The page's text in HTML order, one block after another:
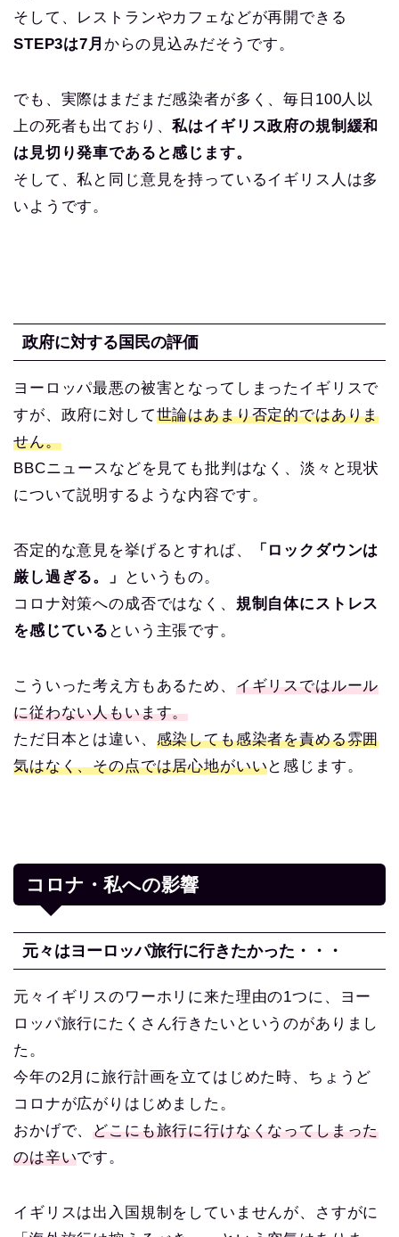
そして、レストランやカフェなどが再開できる
STEP3は7月 からの見込みだそうです。
でも、実際はまだまだ感染者が多く、毎日100人以
上の死者も出ており、私はイギリス政府の規制緩和
は見切り発車であると感じます。
そして、私と同じ意見を持っているイギリス人は多
いようです。
政府に対する国民の評価
ヨーロッパ最悪の被害となってしまったイギリスで
すが、政府に対して世論はあまり否定的ではありま
せん。
BBCニュースなどを見ても批判はなく、淡々と現状
について説明するような内容です。
否定的な意見を挙げるとすれば、
「ロックダウンは
厳し過ぎる。」
というもの。
コロナ対策への成否ではなく、 規制自体にストレス
を感じている という主張です。
こういった考え方もあるため、 イギリスではルール
に従わない人もいます。
ただ日本とは違い、 感染しても感染者を責める雰囲
気はなく、その点では居心地がいいと感じます。
コロナ・私への影響
元々はヨーロッパ旅行に行きたかった・・・
元々イギリスのワーホリに来た理由の1つに、ヨー
ロッパ旅行にたくさん行きたいというのがありまし
た。
今年の2月に旅行計画を立てはじめた時、ちょうど
コロナが広がりはじめました。
おかげで、どこにも旅行に行けなくなってしまった
のは辛いです。
イギリスは出入国規制をしていませんが、さすがに